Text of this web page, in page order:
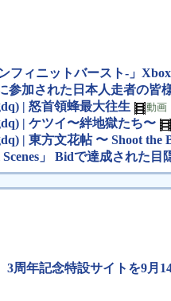
フィニットバースト-」
参加された日本人走者の皆
| 怒首領蜂最大往生 動画
| ケツイ〜絆地獄たち〜
| 東方文花帖 〜 Shoot the
Scenes」 Bidで達成された
周年記念特設サイトを9月